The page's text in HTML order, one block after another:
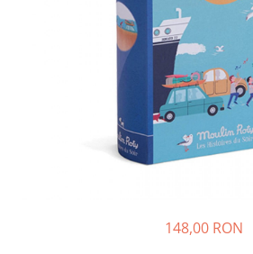
148,00 RON